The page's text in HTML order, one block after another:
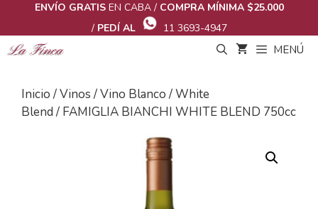
contenido
ENVÍO GRATIS EN CABA / COMPRA MÍNIMA $25.000
/ PEDÍ AL 11 3693-4947
MENÚ
Inicio/Vinos/Vino Blanco/White
Blend/ FAMIGLIA BIANCHI WHITE BLEND 750cc